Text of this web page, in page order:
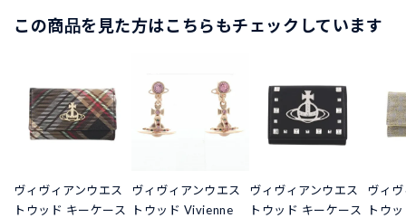
この商品を見た方はこちらもチェックしています
ヴィヴィアンウエス
トウッド キーケース
ヴィヴィアンウエス
トウッド Vivienne
ヴィヴィアンウエス
トウッド キーケース
ヴィ
トウ